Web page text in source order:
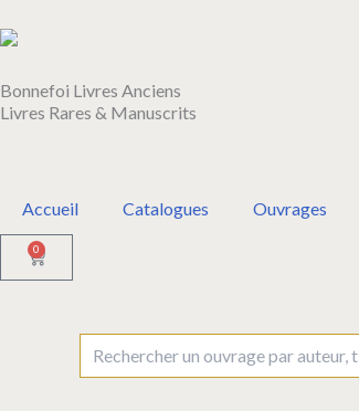
au
Bonnefoi Livres Anciens
Livres Rares & Manuscrits
Accueil Catalogues Ouvrages
0
Panier